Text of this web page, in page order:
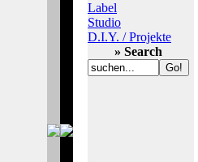
Label
Studio
D.I.Y. / Projekte
» Search